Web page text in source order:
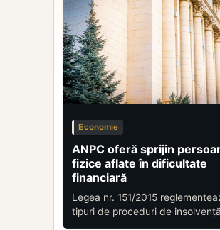
Economie
ANPC oferă sprijin
fizice aflate în dificultate
financiară
Legea nr. 151/2015
tipuri de proceduri de insolvență